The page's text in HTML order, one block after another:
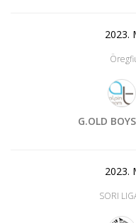
2023.
G.OLD BOYS
2023.
SORI